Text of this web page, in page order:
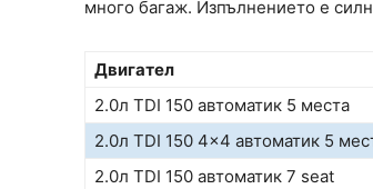
много багаж. Изпълнението е
Двигател
2.0л TDI 150 автоматик 5 места
2.0л TDI 150 4×4 автоматик 5
2.0л TDI 150 автоматик 7 seat